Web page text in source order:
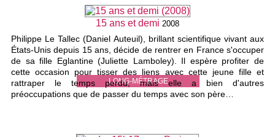
LONG-MÉTRAGE
15 ans et demi 2008
Philippe Le Tallec (Daniel Auteuil), brillant scientifique vivant aux
États-Unis depuis 15 ans, décide de rentrer en France s'occuper
de sa fille Eglantine (Juliette Lamboley). Il espère profiter de
cette occasion pour tisser des liens avec cette jeune fille et
rattraper le temps perdu, mais elle a bien d'autres
préoccupations que de passer du temps avec son père…